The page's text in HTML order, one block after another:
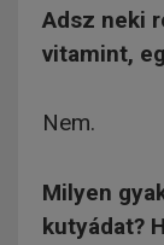
Adsz neki
vitamint,
Nem.
Milyen
kutyádat?